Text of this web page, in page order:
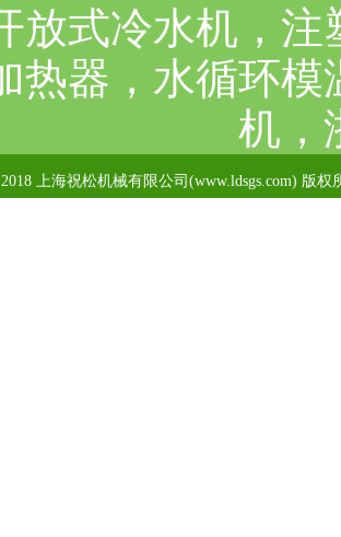
放式冷水机，
热器，水循环
机，
上海祝松机械有限公司(www.ldsgs.com) 版权